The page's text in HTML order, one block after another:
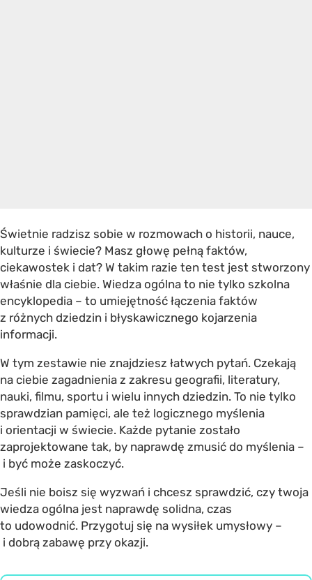
Świetnie radzisz sobie w rozmowach o historii, nauce,
kulturze i świecie? Masz głowę pełną faktów,
ciekawostek i dat? W takim razie ten test jest stworzony
właśnie dla ciebie. Wiedza ogólna to nie tylko szkolna
encyklopedia – to umiejętność łączenia faktów
z różnych dziedzin i błyskawicznego kojarzenia
informacji.
W tym zestawie nie znajdziesz łatwych pytań. Czekają
na ciebie zagadnienia z zakresu geografii, literatury,
nauki, filmu, sportu i wielu innych dziedzin. To nie tylko
sprawdzian pamięci, ale też logicznego myślenia
i orientacji w świecie. Każde pytanie zostało
zaprojektowane tak, by naprawdę zmusić do myślenia –
i być może zaskoczyć.
Jeśli nie boisz się wyzwań i chcesz sprawdzić, czy twoja
wiedza ogólna jest naprawdę solidna, czas
to udowodnić. Przygotuj się na wysiłek umysłowy –
i dobrą zabawę przy okazji.